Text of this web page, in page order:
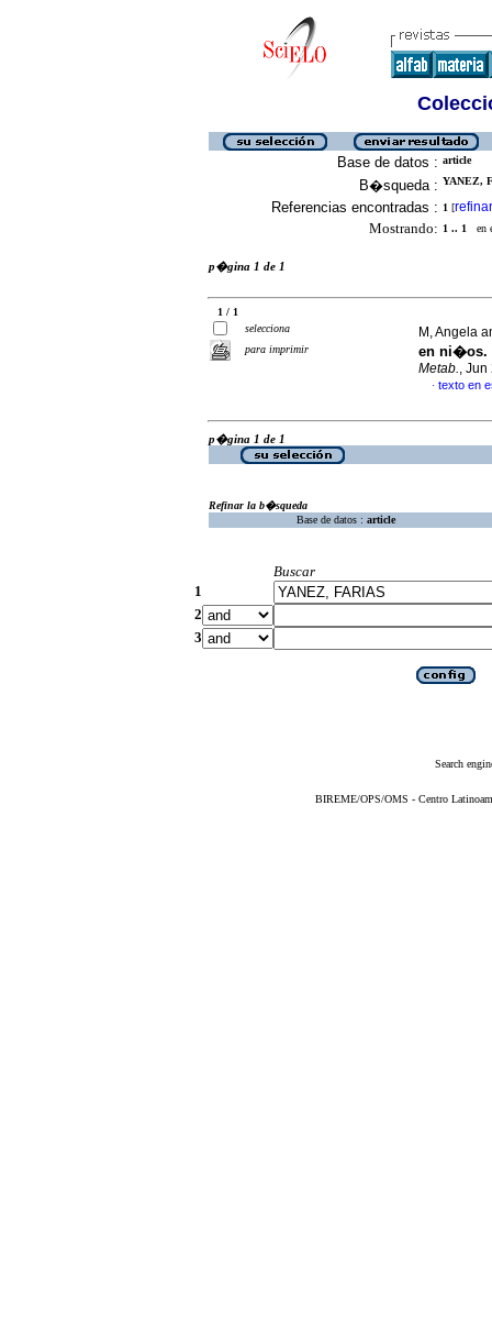
Base de datos : article
B�squeda : YANEZ,
Referencias encontradas : 1 [refinar
Mostrando: 1 .. 1 en
p�gina 1 de 1
1 / 1
selecciona
para imprimir
M, Angela
en ni�os.
Metab., Jun
· texto en
p�gina 1 de 1
Refinar la b�squeda
Base de datos : article
Buscar
1
2
3
Search
BIREME/OPS/OMS - Centro